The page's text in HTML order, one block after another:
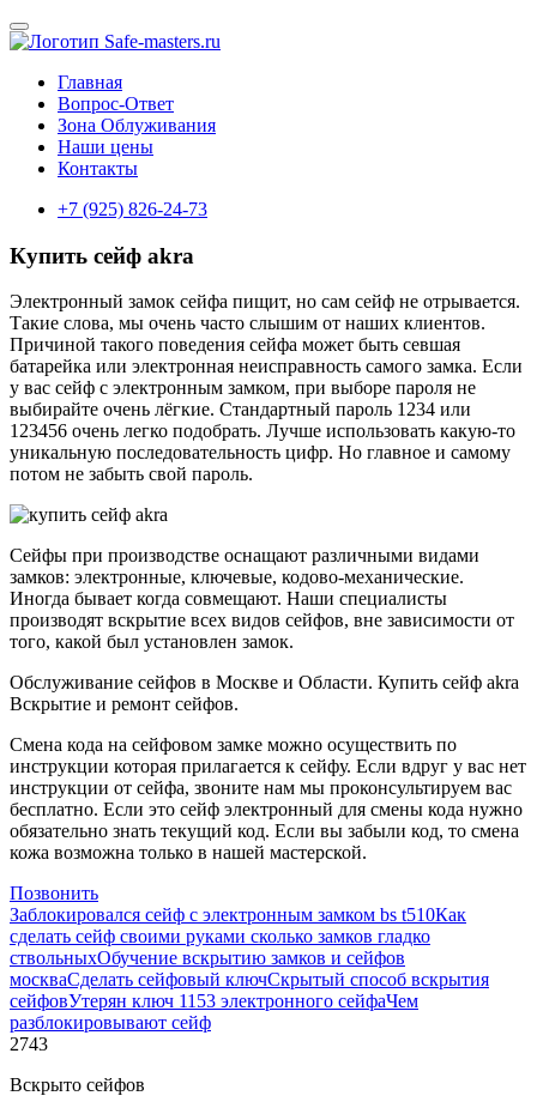
Главная
Вопрос-Ответ
Зона Облуживания
Наши цены
Контакты
+7 (925) 826-24-73
Купить сейф akra
Электронный замок сейфа пищит, но сам сейф не отрывается.
Такие слова, мы очень часто слышим от наших клиентов.
Причиной такого поведения сейфа может быть севшая
батарейка или электронная неисправность самого замка. Если
у вас сейф с электронным замком, при выборе пароля не
выбирайте очень лёгкие. Стандартный пароль 1234 или
123456 очень легко подобрать. Лучше использовать какую-то
уникальную последовательность цифр. Но главное и самому
потом не забыть свой пароль.
Сейфы при производстве оснащают различными видами
замков: электронные, ключевые, кодово-механические.
Иногда бывает когда совмещают. Наши специалисты
производят вскрытие всех видов сейфов, вне зависимости от
того, какой был установлен замок.
Обслуживание сейфов в Москве и Области. Купить сейф akra
Вскрытие и ремонт сейфов.
Смена кода на сейфовом замке можно осуществить по
инструкции которая прилагается к сейфу. Если вдруг у вас нет
инструкции от сейфа, звоните нам мы проконсультируем вас
бесплатно. Если это сейф электронный для смены кода нужно
обязательно знать текущий код. Если вы забыли код, то смена
кожа возможна только в нашей мастерской.
Позвонить
Заблокировался сейф с электронным замком bs t510Как
сделать сейф своими руками сколько замков гладко
ствольныхОбучение вскрытию замков и сейфов
москваСделать сейфовый ключСкрытый способ вскрытия
сейфовУтерян ключ 1153 электронного сейфаЧем
разблокировывают сейф
2743
Вскрыто сейфов